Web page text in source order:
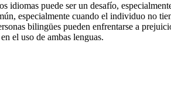
idiomas puede ser un desafío,
especialmente cuando el individuo no
bilingües pueden enfrentarse a
el uso de ambas lenguas.